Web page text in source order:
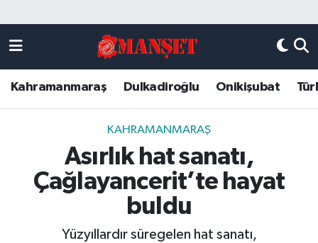
Kahramanmaraş Dulkadiroğlu Onikişubat
KAHRAMANMARAŞ
Asırlık hat sanatı,
Çağlayancerit’te hayat
buldu
Yüzyıllardır süregelen hat sanatı,
DULKADİROĞLU
KAHRAMANMARAŞ
ONİKİŞUBAT
Künye
Kahramanmaraş Nöbetçi Eczaneler
Kahramanmaraş Hava Durumu
Kahramanmaraş Trafik Yoğunluk Haritası
Süper Lig Puan Durumu ve Fikstür
Son Dakika Haberleri